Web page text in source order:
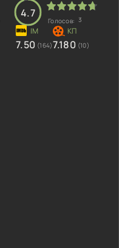
4.7
Голосов: 3
7.50 (164)7.180 (10)